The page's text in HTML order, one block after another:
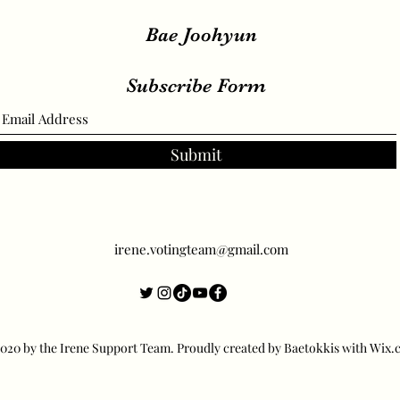
Bae Joohyun
Subscribe Form
Submit
irene.votingteam@gmail.com
by the Irene Support Team. Proudly created by Baetokkis with